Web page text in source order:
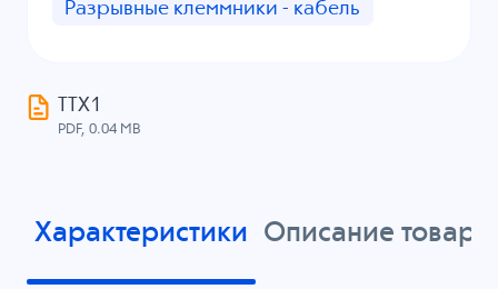
Разрывные клеммники - кабель
ТТХ1
PDF, 0.04 MB
Характеристики Описание товара